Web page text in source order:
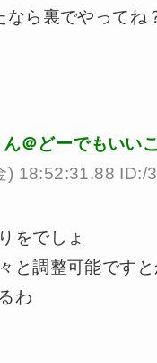
なら裏でやってね
＠どーでもいい
) 18:52:31.88 ID:/
をでしょ
と調整可能です
わ